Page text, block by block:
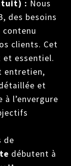
: Nous
des besoins
clients. Cet
et essentiel.
entretien,
et
l’envergure
de
débutent à